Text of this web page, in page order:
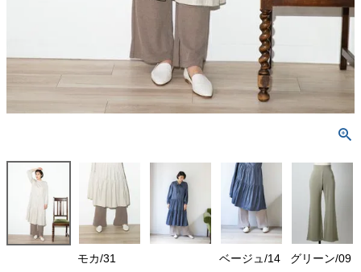
モカ/31 ベージュ/14 グリーン/09